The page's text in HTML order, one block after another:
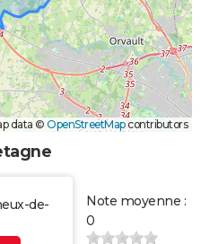
data ©OpenStreetMapcontributors
de-
Note moyenne :
0